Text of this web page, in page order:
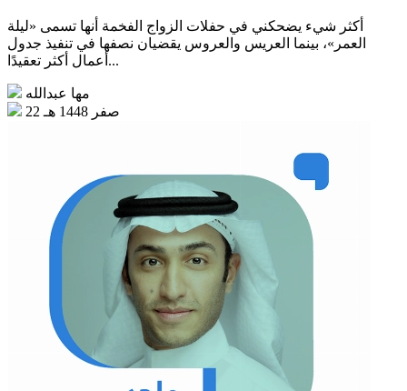
أكثر شيء يضحكني في حفلات الزواج الفخمة أنها تسمى «ليلة
العمر»، بينما العريس والعروس يقضيان نصفها في تنفيذ جدول
أعمال أكثر تعقيدًا...
مها عبدالله
22 صفر 1448 هـ